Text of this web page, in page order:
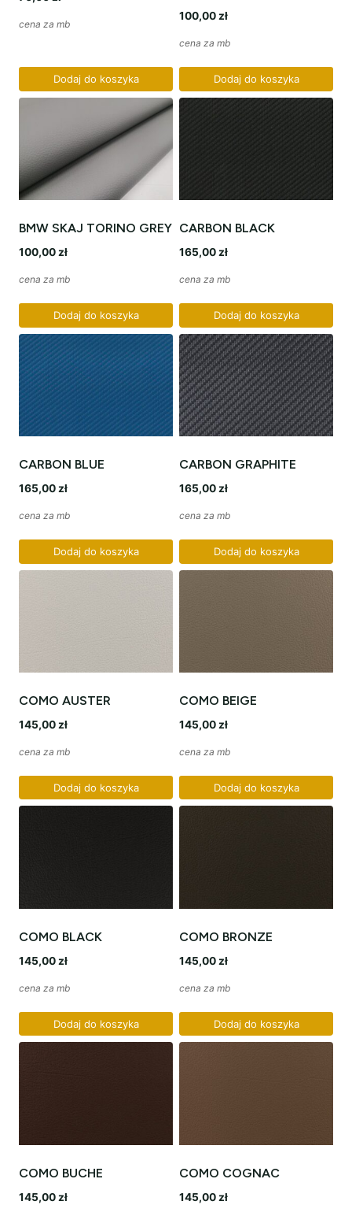
cena za mb
Dodaj do koszyka
100,00zł
cena za mb
Dodaj do koszyka
BMW SKAJ TORINO GREY
100,00zł
cena za mb
Dodaj do koszyka
CARBON BLACK
165,00zł
cena za mb
Dodaj do koszyka
CARBON BLUE
165,00zł
cena za mb
Dodaj do koszyka
CARBON GRAPHITE
165,00zł
cena za mb
Dodaj do koszyka
COMO AUSTER
145,00 zł
cena za mb
Dodaj do koszyka
COMO BEIGE
145,00 zł
cena za mb
Dodaj do koszyka
COMO BLACK
145,00 zł
cena za mb
Dodaj do koszyka
COMO BRONZE
145,00 zł
cena za mb
Dodaj do koszyka
COMO BUCHE
145,00 zł
COMO COGNAC
145,00 zł